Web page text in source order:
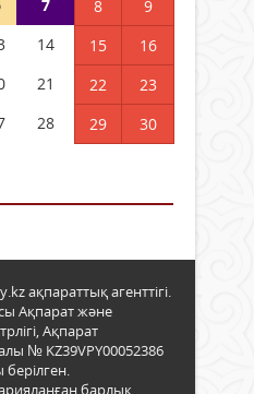
7 8
9
14 15
16
21 22
23
28 29
30
ақпараттық агенттігі.
Ақпарат және
Ақпарат
№ KZ39VPY00052386
берілген.
барлық